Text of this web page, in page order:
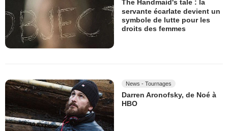
The Handmaid's tale : la
servante écarlate devient un
symbole de lutte pour les
droits des femmes
News - Tournages
Darren Aronofsky, de Noé à
HBO